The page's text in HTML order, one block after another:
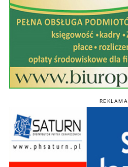
REKLAMA